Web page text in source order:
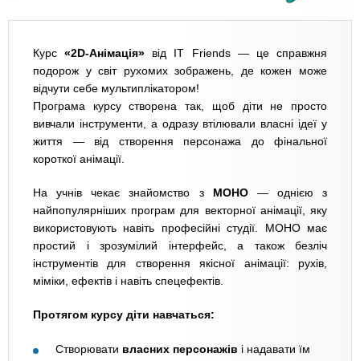
Курс«2D-Анімація» від IT Friends — це справжня
подорож у світ рухомих зображень, де кожен може
відчути себе мультиплікатором!
Програма курсу створена так, щоб діти не просто
вивчали інструменти, а одразу втілювали власні ідеї у
життя — від створення персонажа до фінальної
короткої анімації.
На учнів чекає знайомство з MOHO— однією з
найпопулярніших програм для векторної анімації, яку
використовують навіть професійні студії. MOHO має
простий і зрозумілий інтерфейс, а також безліч
інструментів для створення якісної анімації: рухів,
міміки, ефектів і навіть спецефектів.
Протягом курсу діти навчаться:
Створювати власних персонажів і надавати їм